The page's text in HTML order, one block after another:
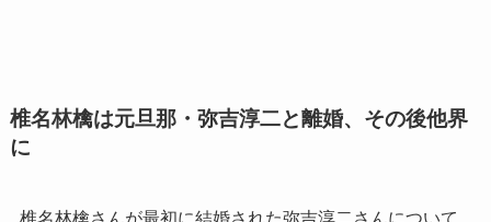
椎名林檎は元旦那・弥吉淳二と離婚、その後他界
に